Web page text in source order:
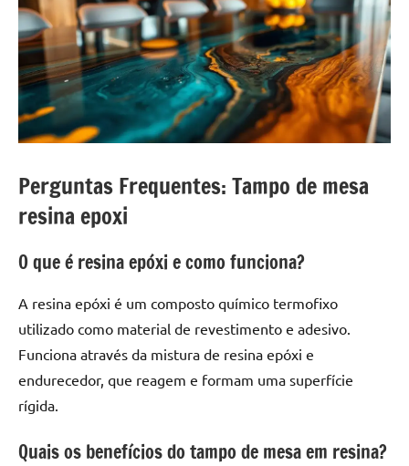
Perguntas Frequentes: Tampo de mesa
resina epoxi
O que é resina epóxi e como funciona?
A resina epóxi é um composto químico termofixo
utilizado como material de revestimento e adesivo.
Funciona através da mistura de resina epóxi e
endurecedor, que reagem e formam uma superfície
rígida.
Quais os benefícios do tampo de mesa em resina?